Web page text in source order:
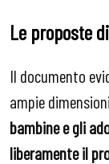
Le proposte
Il documento
ampie
bambine e gli
liberamente il